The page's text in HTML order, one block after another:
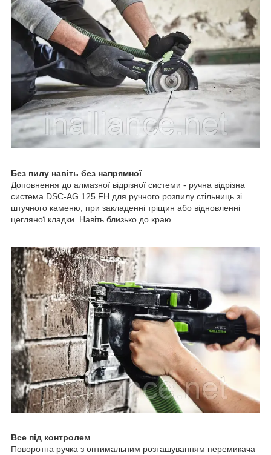
Без пилу навіть без напрямної
Доповнення до алмазної відрізної системи - ручна відрізна
система DSC-AG 125 FH для ручного розпилу стільниць зі
штучного каменю, при закладенні тріщин або відновленні
цегляної кладки. Навіть близько до краю.
Все під контролем
Поворотна ручка з оптимальним розташуванням перемикача